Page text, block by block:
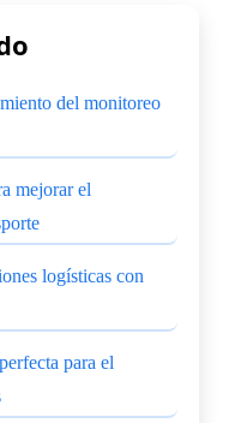
del monitoreo
mejorar el
logísticas con
para el